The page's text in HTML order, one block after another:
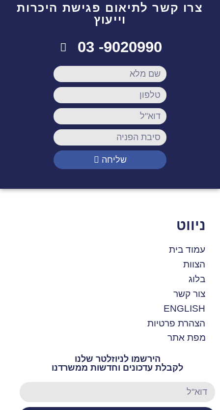
צרו קשר לתיאום פגישת היכרות
וייעוץ
9020990- 03
שליחה
ניווט
עמוד בית
הצוות
בלוג
צור קשר
ENGLISH
הצהרת פרטיות
מפת אתר
הירשמו לניוזלטר שלנו
לקבלת עדכונים וחדשות ממשרדנו